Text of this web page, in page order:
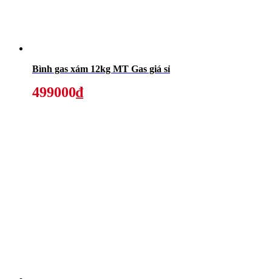
Bình gas xám 12kg MT Gas giá sỉ
499000₫